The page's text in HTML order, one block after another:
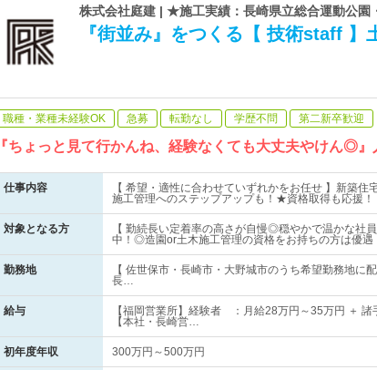
株式会社庭建 | ★施工実績：長崎県立総合運動公園
『街並み』をつくる【 技術staff 】
職種・業種未経験OK 急募 転勤なし 学歴不問 第二新卒歓迎
『ちょっと見て行かんね、経験なくても大丈夫やけん◎
仕事内容
【 希望・適性に合わせていずれかをお任せ 】新築
施工管理へのステップアップも！★資格取得も応援！
対象となる方
【 勤続長い定着率の高さが自慢◎穏やかで温かな
中！◎造園or土木施工管理の資格をお持ちの方は優遇
勤務地
【 佐世保市・長崎市・大野城市のうち希望勤務地に
長…
給与
【福岡営業所】経験者 ：月給28万円～35万円 ＋
【本社・長崎営…
初年度年収 300万円～500万円